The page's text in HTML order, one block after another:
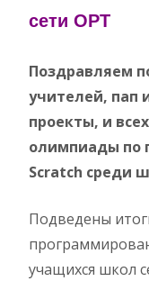
сети ОРТ
Поздравляем
учителей, пап
проекты, и
олимпиады по
Scratch среди
Подведены
учащихся школ